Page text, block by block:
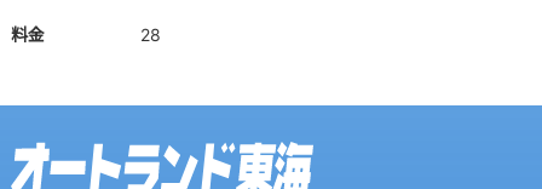
料金 28